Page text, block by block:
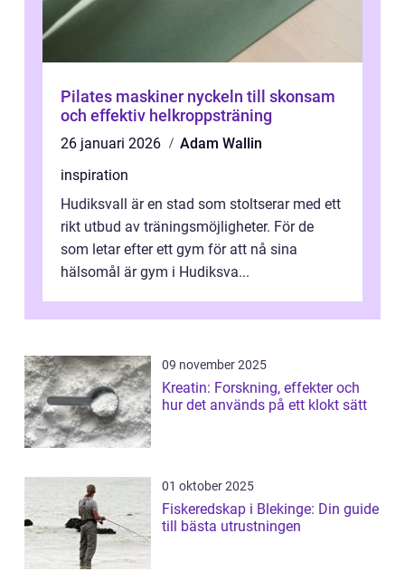
Pilates maskiner nyckeln till skonsam
och effektiv helkroppsträning
26 januari 2026
Adam Wallin
inspiration
Hudiksvall är en stad som stoltserar med ett
rikt utbud av träningsmöjligheter. För de
som letar efter ett gym för att nå sina
hälsomål är gym i Hudiksva...
09 november 2025
Kreatin: Forskning, effekter och
hur det används på ett klokt sätt
01 oktober 2025
Fiskeredskap i Blekinge: Din guide
till bästa utrustningen